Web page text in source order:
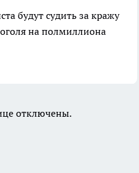
будут судить за кражу
на полмиллиона
отключены.